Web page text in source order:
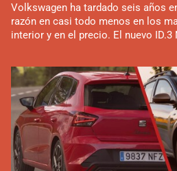
Volkswagen ha tardado seis años
razón en casi todo menos en los
interior y en el precio. El nuevo ID.3